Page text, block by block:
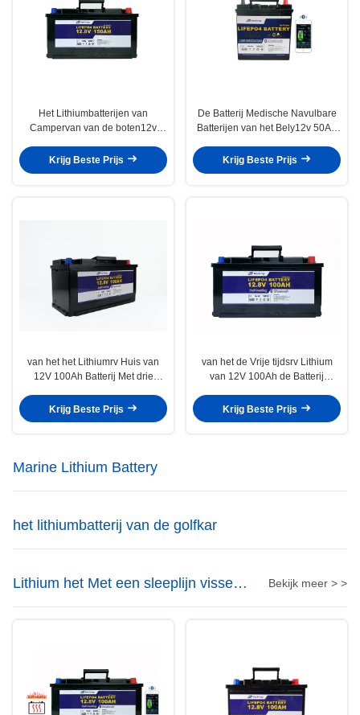
Het Lithiumbatterijen van
Campervan van de boten12v
Caravans
Krijg Beste Prijs
De Batterij Medische Navulbare
Batterijen van het Bely12v 50Ah
Krijg Beste Prijs
van het het Lithiumrv Huis van
12V 100Ah Batterij Met drie
Elektrische Lithium voor
Kampeerautobestelwagen
Krijg Beste Prijs
van het de Vrije tijdsrv Lithium
van 12V 100Ah de Batterij
V verwarmen Lifepo4
Krijg Beste Prijs
Marine Lithium Battery
het lithiumbatterij van de golfkar
Lithium het Met een sleeplijn vissen
Motorbatterij
Bekijk meer > >